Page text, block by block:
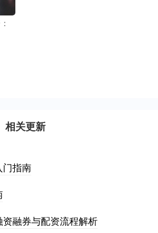
相关更新
门指南
融券与配资流程解析